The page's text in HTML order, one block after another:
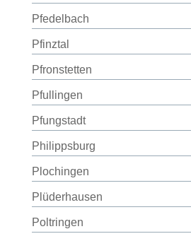
Pfedelbach
Pfinztal
Pfronstetten
Pfullingen
Pfungstadt
Philippsburg
Plochingen
Plüderhausen
Poltringen